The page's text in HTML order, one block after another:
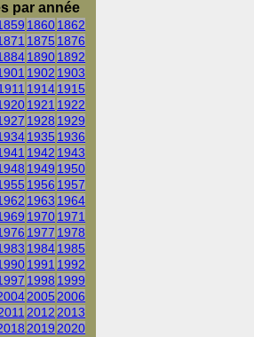
par année
18601862
1875 1876
18901892
1902 1903
19141915
1921 1922
1928 1929
1935 1936
1942 1943
1949 1950
1956 1957
1963 1964
19701971
1977 1978
19841985
1991 1992
1998 1999
20052006
20122013
20192020